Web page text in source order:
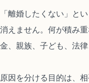
「離婚したくない」と
消えません。何が積み
金、親族、子ども、法
原因を分ける目的は、